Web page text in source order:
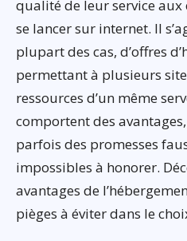
qualité de leur service
se lancer sur internet. Il
plupart des cas, d’offres
permettant à plusieurs
ressources d’un même
comportent des
parfois des promesses
impossibles à honorer.
avantages de
pièges à éviter dans le